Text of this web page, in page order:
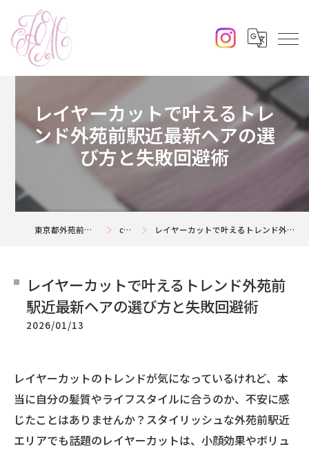
レイヤーカットで叶えるトレ
ンド外苑前駅近最新ヘアの選
び方と失敗回避術
東京都外苑前の美容室ならjouerm column レイヤーカットで叶えるトレンド外苑前駅近最新ヘアの選び方と失敗回避術
レイヤーカットで叶えるトレンド外苑前
駅近最新ヘアの選び方と失敗回避術
2026/01/13
レイヤーカットのトレンドが気になっているけれど、本
当に自分の髪質やライフスタイルに合うのか、不安に感
じたことはありませんか？スタイリッシュな外苑前駅近
エリアでも話題のレイヤーカットは、小顔効果やボリュ